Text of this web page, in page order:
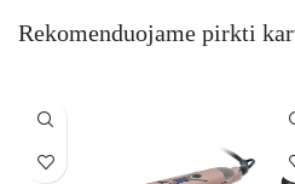
Rekomenduojame pirkti